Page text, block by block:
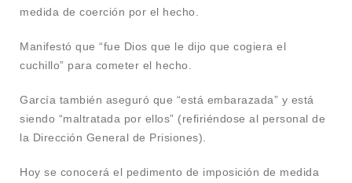
medida de coerción por el hecho.
Manifestó que “fue Dios que le dijo que cogiera el
cuchillo” para cometer el hecho.
García también aseguró que “está embarazada” y está
siendo “maltratada por ellos” (refiriéndose al personal de
la Dirección General de Prisiones).
Hoy se conocerá el pedimento de imposición de medida